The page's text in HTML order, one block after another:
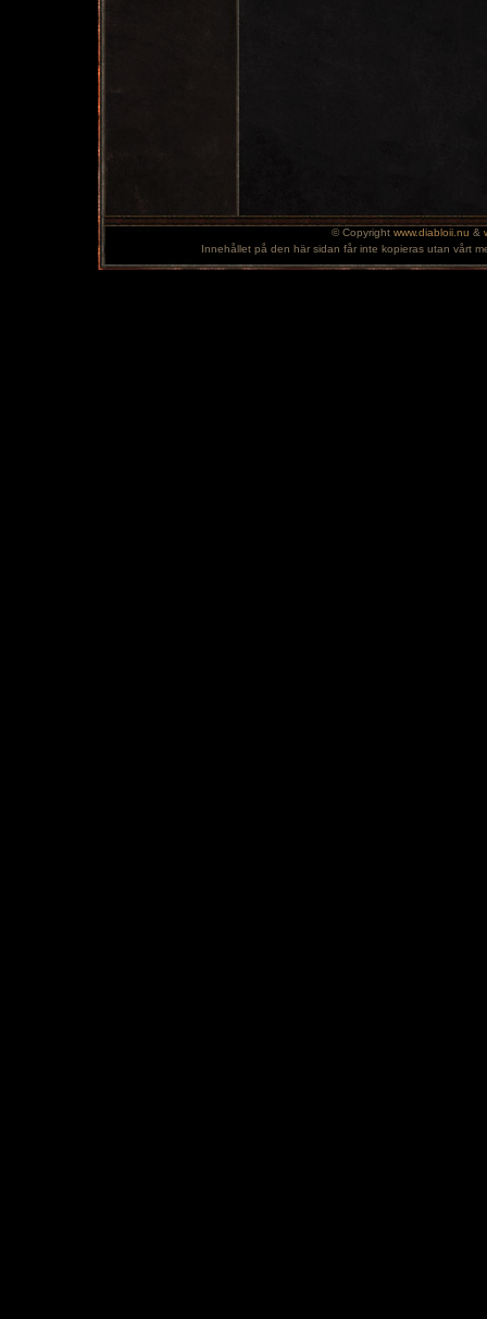
© Copyright www.diabloii.nu &
Innehållet på den här sidan får inte kopieras utan vårt